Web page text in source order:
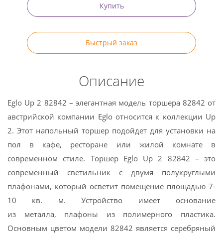
Купить
Быстрый заказ
Описание
Eglo Up 2 82842 – элегантная модель торшера 82842 от
австрийской компании Eglo относится к коллекции Up
2. Этот напольный торшер подойдет для установки на
пол в кафе, ресторане или жилой комнате в
современном стиле. Торшер Eglo Up 2 82842 – это
современный светильник с двумя полукруглыми
плафонами, который осветит помещение площадью 7-
10 кв. м. Устройство имеет основание
из металла, плафоны из полимерного пластика.
Основным цветом модели 82842 является серебряный